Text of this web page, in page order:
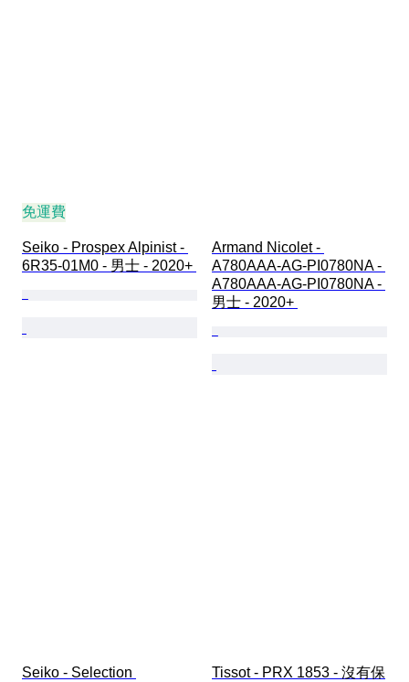
免運費
Seiko - Prospex Alpinist -
6R35-01M0 - 男士 - 2020+
Armand Nicolet -
A780AAA-AG-PI0780NA -
A780AAA-AG-PI0780NA -
男士 - 2020+
Seiko - Selection
Tissot - PRX 1853 - 沒有保